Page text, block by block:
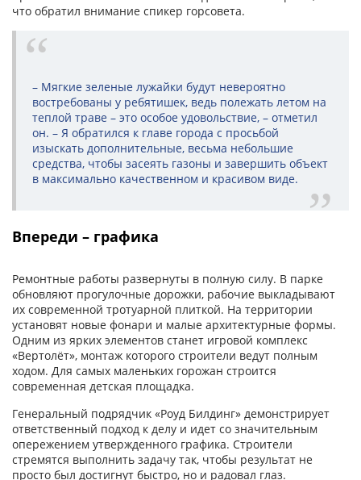
что обратил внимание спикер горсовета.
– Мягкие зеленые лужайки будут невероятно
востребованы у ребятишек, ведь полежать летом на
теплой траве – это особое удовольствие, – отметил
он. – Я обратился к главе города с просьбой
изыскать дополнительные, весьма небольшие
средства, чтобы засеять газоны и завершить объект
в максимально качественном и красивом виде.
Впереди – графика
Ремонтные работы развернуты в полную силу. В парке
обновляют прогулочные дорожки, рабочие выкладывают
их современной тротуарной плиткой. На территории
установят новые фонари и малые архитектурные формы.
Одним из ярких элементов станет игровой комплекс
«Вертолёт», монтаж которого строители ведут полным
ходом. Для самых маленьких горожан строится
современная детская площадка.
Генеральный подрядчик «Роуд Билдинг» демонстрирует
ответственный подход к делу и идет со значительным
опережением утвержденного графика. Строители
стремятся выполнить задачу так, чтобы результат не
просто был достигнут быстро, но и радовал глаз.